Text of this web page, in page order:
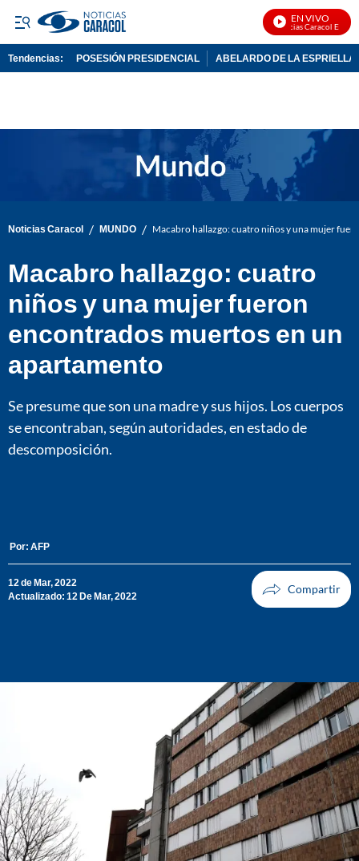
EN VIVO
Noticias Caracol En Vivo
Tendencias: POSESIÓN PRESIDENCIAL ABELARDO DE LA ESPRIELLA
Noticias Caracol / MUNDO / Macabro hallazgo: cuatro niños y una mujer
Macabro hallazgo: cuatro
niños y una mujer fueron
encontrados muertos en un
apartamento
Se presume que son una madre y sus hijos. Los cuerpos
se encontraban, según autoridades, en estado de
descomposición.
Por: AFP
12 de Mar, 2022
Actualizado: 12 De Mar, 2022